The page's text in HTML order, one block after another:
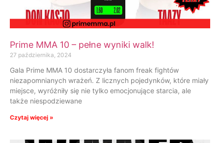
Prime MMA 10 – pełne wyniki walk!
27 października, 2024
Gala Prime MMA 10 dostarczyła fanom freak fightów
niezapomnianych wrażeń. Z licznych pojedynków, które miały
miejsce, wyróżniły się nie tylko emocjonujące starcia, ale
także niespodziewane
Czytaj więcej »